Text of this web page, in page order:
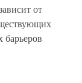
от
барьеров